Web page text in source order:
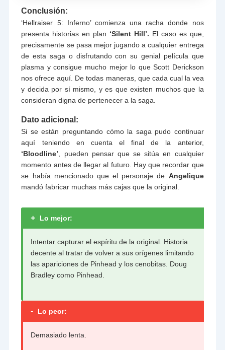
Conclusión:
‘Hellraiser 5: Inferno’ comienza una racha donde nos
presenta historias en plan ‘Silent Hill’. El caso es que,
precisamente se pasa mejor jugando a cualquier entrega
de esta saga o disfrutando con su genial película que
plasma y consigue mucho mejor lo que Scott Derickson
nos ofrece aquí. De todas maneras, que cada cual la vea
y decida por sí mismo, y es que existen muchos que la
consideran digna de pertenecer a la saga.
Dato adicional:
Si se están preguntando cómo la saga pudo continuar
aquí teniendo en cuenta el final de la anterior,
‘Bloodline’, pueden pensar que se sitúa en cualquier
momento antes de llegar al futuro. Hay que recordar que
se había mencionado que el personaje de Angelique
mandó fabricar muchas más cajas que la original.
+ Lo mejor:
Intentar capturar el espíritu de la original. Historia
decente al tratar de volver a sus orígenes limitando
las apariciones de Pinhead y los cenobitas. Doug
Bradley como Pinhead.
- Lo peor:
Demasiado lenta.